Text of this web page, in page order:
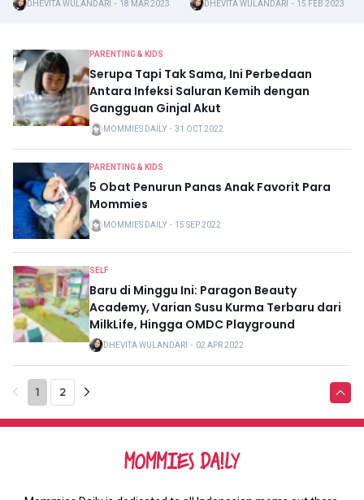
dari Nutricia
DHEVITA WULANDARI ・ 18 MAR 2023 DHEVITA WULANDARI ・ 15 FEB 2023
PARENTING & KIDS
Serupa Tapi Tak Sama, Ini Perbedaan
Antara Infeksi Saluran Kemih dengan
Gangguan Ginjal Akut
MOMMIES DAILY ・ 31 OCT 2022
PARENTING & KIDS
5 Obat Penurun Panas Anak Favorit Para
Mommies
MOMMIES DAILY ・ 15 SEP 2022
SELF
Baru di Minggu Ini: Paragon Beauty
Academy, Varian Susu Kurma Terbaru dari
MilkLife, Hingga OMDC Playground
DHEVITA WULANDARI ・ 02 APR 2022
1 2